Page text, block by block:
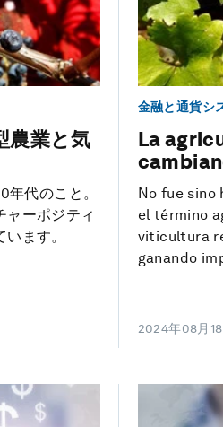
農業と気
代のこと。
ャーポジティ
ます。
金融と通貨シ
La
No fue sino
el término
viticultura
ganando
2024年08月18